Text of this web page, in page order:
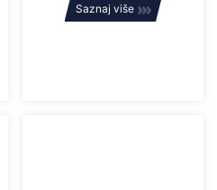
Saznaj više